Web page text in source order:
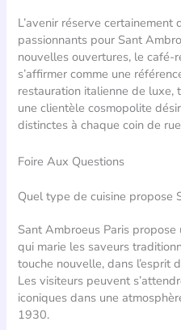
L’avenir réserve
passionnants pour Sant
nouvelles ouvertures, le café-
s’affirmer comme une
restauration italienne de luxe,
une clientèle cosmopolite
distinctes à chaque coin de
Foire Aux Questions
Quel type de cuisine propose
Sant Ambroeus Paris
qui marie les saveurs
touche nouvelle, dans l’esprit
Les visiteurs peuvent
iconiques dans une
1930.